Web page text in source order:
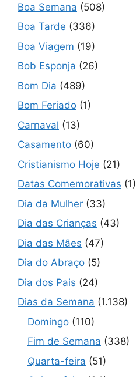
Boa Semana (508)
Boa Tarde (336)
Boa Viagem (19)
Bob Esponja (26)
Bom Dia (489)
Bom Feriado (1)
Carnaval (13)
Casamento (60)
Cristianismo Hoje (21)
Datas Comemorativas (1)
Dia da Mulher (33)
Dia das Crianças (43)
Dia das Mães (47)
Dia do Abraço (5)
Dia dos Pais (24)
Dias da Semana (1.138)
Domingo (110)
Fim de Semana (338)
Quarta-feira (51)